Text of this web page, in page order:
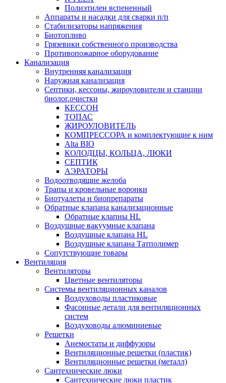
Полиэтилен вспененный
Аппараты и насадки для сварки п/п
Стабилизаторы напряжения
Биотопливо
Грязевики собственного производства
Противопожарное оборудование
Канализация
Внутренняя канализация
Наружная канализация
Септики, кессоны, жироуловители и станции
биолог.очистки
КЕССОН
ТОПАС
ЖИРОУЛОВИТЕЛЬ
КОМПРЕССОРА и комплектующие к ним
Alta BIO
КОЛОДЦЫ, КОЛЬЦА, ЛЮКИ
СЕПТИК
АЭРАТОРЫ
Водоотводящие желоба
Трапы и кровельные воронки
Биотуалеты и биопрепараты
Обратные клапана канализационные
Обратные клапны HL
Воздушные вакуумные клапана
Воздушные клапана HL
Воздушные клапана Татполимер
Сопутствующие товары
Вентиляция
Вентиляторы
Цветные вентиляторы
Системы вентиляционных каналов
Воздуховоды пластиковые
Фасонные детали для вентиляционных
систем
Воздуховоды алюминиевые
Решетки
Анемостаты и диффузоры
Вентиляционные решетки (пластик)
Вентиляционные решетки (металл)
Сантехнические люки
Сантехнические люки пластик